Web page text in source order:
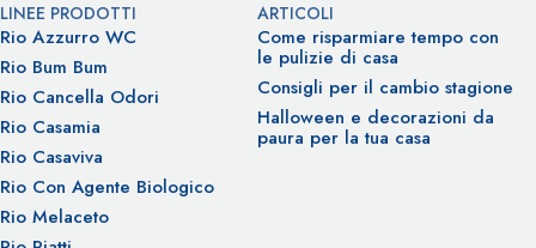
LINEE PRODOTTI
Rio Azzurro WC
Rio Bum Bum
Rio Cancella Odori
Rio Casamia
Rio Casaviva
Rio Con Agente Biologico
Rio Melaceto
ARTICOLI
Come risparmiare tempo con
le pulizie di casa
Consigli per il cambio stagione
Halloween e decorazioni da
paura per la tua casa